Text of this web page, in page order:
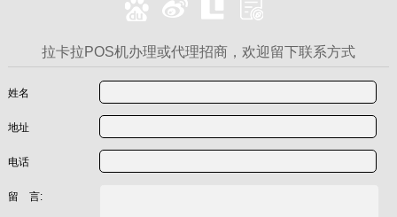
拉卡拉POS机办理或代理招商，欢迎留下联系方式
姓名
地址
电话
留 言: